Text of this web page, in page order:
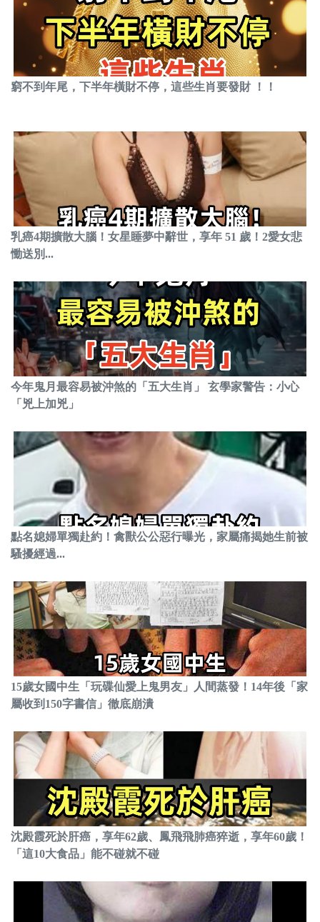
窮不到年尾，下半年橫財不停，這些生肖要發財 ！！
乳癌4期擴散大腦！女星睡夢中辭世，享年 51 歲！2愛女悲
慟送別...
今年鬼月最容易被沖煞的「五大生肖」 玄學家警告：小心
「兇上加兇」
點名媳婦單獨赴約！禽獸公公惡行曝光，家屬痛揭她生前被
騷擾經過...
15歲女國中生「玩碟仙愛上鬼男友」人間蒸發！14年後「家
屬收到150字書信」徹底崩潰
沈殿霞死於肝癌，享年62歲、鳳飛飛肺癌猝逝，享年60歲！
「這10大食品」能不碰就不碰